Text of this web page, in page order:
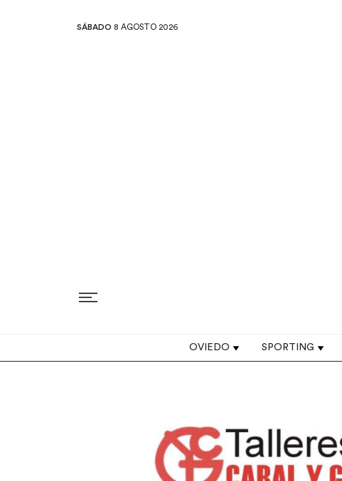
SÁBADO 8 AGOSTO 2026
Top navigation
OVIEDO SPORTING